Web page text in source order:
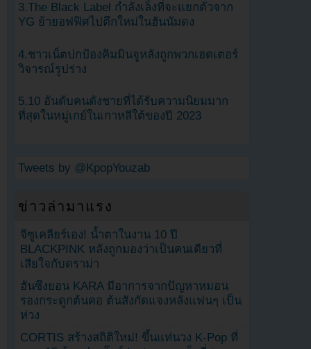
3.The Black Label กำลังเล็งที่จะแยกตัวจาก
YG ย้ายอฟฟิศไปตึกใหม่ในฮันนัมดง
4.ชาวเน็ตปกป้องคิมมินจูหลังถูกพวกเฮดเตอร์
วิจารณ์รูปร่าง
5.10 อันดับคนดังชายที่ได้รับความนิยมมาก
ที่สุดในหมู่เกย์ในเกาหลีใต้ของปี 2023
Tweets by @KpopYouzab
ข่าวล่ามาแรง
จีซูเคลียร์เอง! น้ำตาในงาน 10 ปี
BLACKPINK หลังถูกมองว่าเป็นคนเดียวที่
เสียใจกับดราม่า
ฮันซึงยอน KARA มีอาการจากปัญหาหมอน
รองกระดูกต้นคอ ต้นสังกัดแจงหลังแฟนๆ เป็น
ห่วง
CORTIS สร้างสถิติใหม่! ขึ้นแท่นวง K-Pop ที่